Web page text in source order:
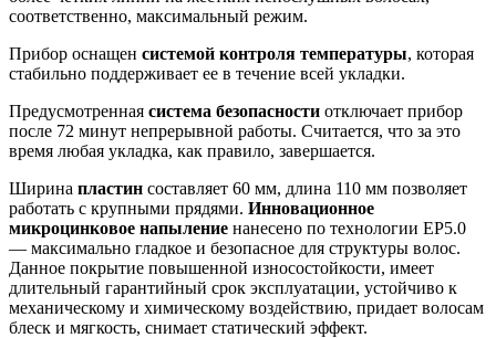
соответственно, максимальный режим.
Прибор оснащен системой контроля температуры, которая
стабильно поддерживает ее в течение всей укладки.
Предусмотренная система безопасности отключает прибор
после 72 минут непрерывной работы. Считается, что за это
время любая укладка, как правило, завершается.
Ширина пластин составляет 60 мм, длина 110 мм позволяет
работать с крупными прядями. Инновационное
микроцинковое напыление нанесено по технологии ЕР5.0
— максимально гладкое и безопасное для структуры волос.
Данное покрытие повышенной износостойкости, имеет
длительный гарантийный срок эксплуатации, устойчиво к
механическому и химическому воздействию, придает волосам
блеск и мягкость, снимает статический эффект.